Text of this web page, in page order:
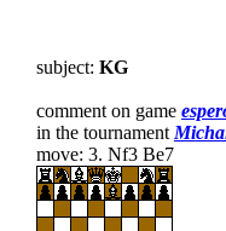
subject: KG
comment on game
in the tournament
move: 3. Nf3 Be7